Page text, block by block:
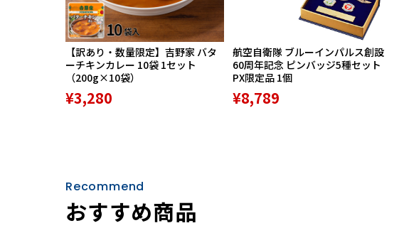
【訳あり・数量限定】吉野家 バタ
ーチキンカレー 10袋 1セット
（200g×10袋）
¥3,280
航空自衛隊 ブルーインパルス創設
60周年記念 ピンバッジ5種セット
PX限定品 1個
¥8,789
Recommend
おすすめ商品